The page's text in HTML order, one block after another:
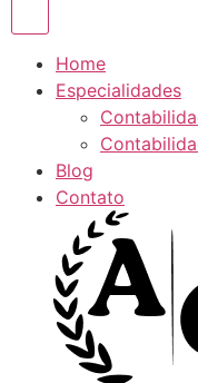
Home
Especialidades
Blog
Contato